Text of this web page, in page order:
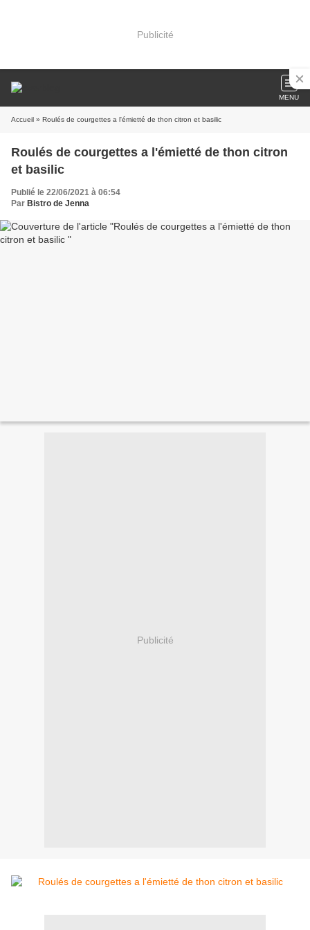
Publicité
MENU
Accueil » Roulés de courgettes a l'émietté de thon citron et basilic
Roulés de courgettes a l'émietté de thon citron
et basilic
Publié le 22/06/2021 à 06:54
Par Bistro de Jenna
Publicité